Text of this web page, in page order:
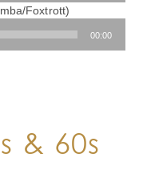
Foxtrott)
00:00
& 60s